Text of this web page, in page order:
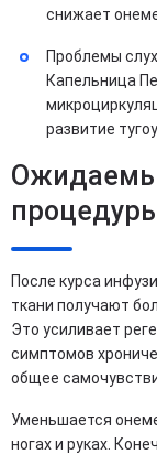
снижает
Проблемы
Капельница
развитие
После курса
ткани получают
Это усиливает
симптомов
общее
Уменьшается
ногах и руках.